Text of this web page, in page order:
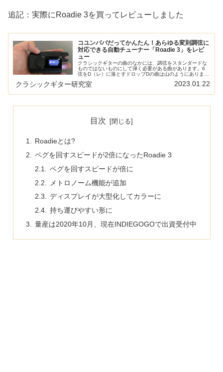
追記：実際にRoadie 3を買ってレビューしました
コユンババだってかんたん！あらゆる変則調弦に
対応できる自動チューナー「Roadie 3」をレビ
ュー
クラシックギターの曲のなかには、調弦をスタンダードな
ものではないものにして弾く必要がある曲があります。6
弦をD（レ）に落とすドロップDの曲は山のようにあります
し、ドメニコーニのコユンババに至っては1弦以外すべて
調弦が変わります。そのような変...
クラシックギター研究室 2023.01.22
目次
Roadieとは?
ペグを回すスピードが2倍になったRoadie 3
ペグを回すスピードが倍に
メトロノーム機能が追加
ディスプレイが大型化してカラーに
持ち運びやすい形に
量産は2020年10月、現在INDIEGOGOで出資受付中